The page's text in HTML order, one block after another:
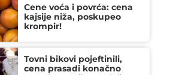
Cene voća i povrća: cena
kajsije niža, poskupeo
krompir!
Tovni bikovi pojeftinili,
cena prasadi konačno